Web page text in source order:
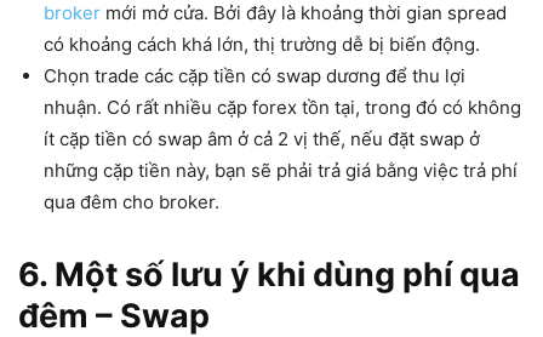
broker mới mở cửa. Bởi đây là khoảng thời gian spread
có khoảng cách khá lớn, thị trường dễ bị biến động.
Chọn trade các cặp tiền có swap dương để thu lợi
nhuận. Có rất nhiều cặp forex tồn tại, trong đó có không
ít cặp tiền có swap âm ở cả 2 vị thế, nếu đặt swap ở
những cặp tiền này, bạn sẽ phải trả giá bằng việc trả phí
qua đêm cho broker.
6. Một số lưu ý khi dùng phí qua
đêm – Swap